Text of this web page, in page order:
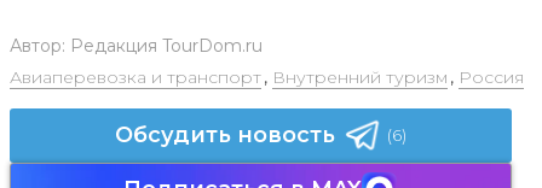
Автор: Редакция TourDom.ru
Авиаперевозка и транспорт, Внутренний туризм , Россия
Обсудить новость (6)